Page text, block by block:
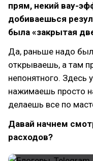
прям, некий вау-
добиваешься
была «закрытая
Да, раньше надо
открываешь, а там
непонятного. Здесь
нажимаешь просто
делаешь все по
Давай начнем
расходов?